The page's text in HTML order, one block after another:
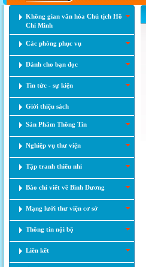
Không gian văn hóa Chủ tịch Hồ
Chí Minh
Các phòng phục vụ
Dành cho bạn đọc
Tin tức - sự kiện
Giới thiệu sách
Sản Phẩm Thông Tin
Nghiệp vụ thư viện
Tập tranh thiếu nhi
Báo chí viết về Bình Dương
Mạng lưới thư viện cơ sở
Thông tin nội bộ
Liên kết